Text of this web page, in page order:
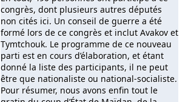
congrès, dont plusieurs autres députés
non cités ici. Un conseil de guerre a été
formé lors de ce congrès et inclut Avakov et
Tymtchouk. Le programme de ce nouveau
parti est en cours d’élaboration, et étant
donné la liste des participants, il ne peut
être que nationaliste ou national-socialiste.
Pour résumer, nous avons enfin tout le